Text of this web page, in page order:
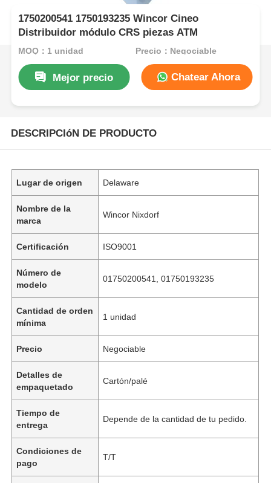
1750200541 1750193235 Wincor Cineo
Distribuidor módulo CRS piezas ATM
MOQ：1 unidad Precio：Negociable
Mejor precio Chatear Ahora
DESCRIPCIóN DE PRODUCTO
Lugar de origen Delaware
Nombre de la
marca
Wincor Nixdorf
Certificación ISO9001
Número de
modelo
01750200541, 01750193235
Cantidad de orden
mínima
1 unidad
Precio Negociable
Detalles de
empaquetado
Cartón/palé
Tiempo de
entrega
Depende de la cantidad de tu pedido.
Condiciones de
pago
T/T